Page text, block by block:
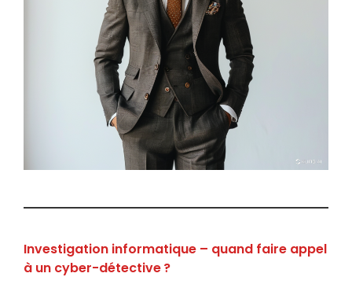
Investigation informatique – quand faire appel
à un cyber-détective ?